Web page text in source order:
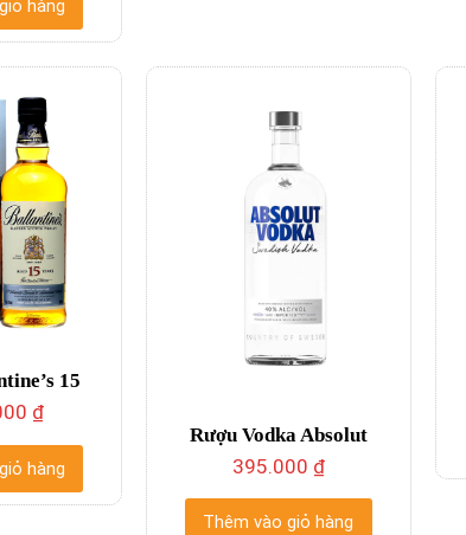
hàng
15
₫
hàng
Rượu Vodka Absolut
395.000 ₫
Thêm vào giỏ hàng